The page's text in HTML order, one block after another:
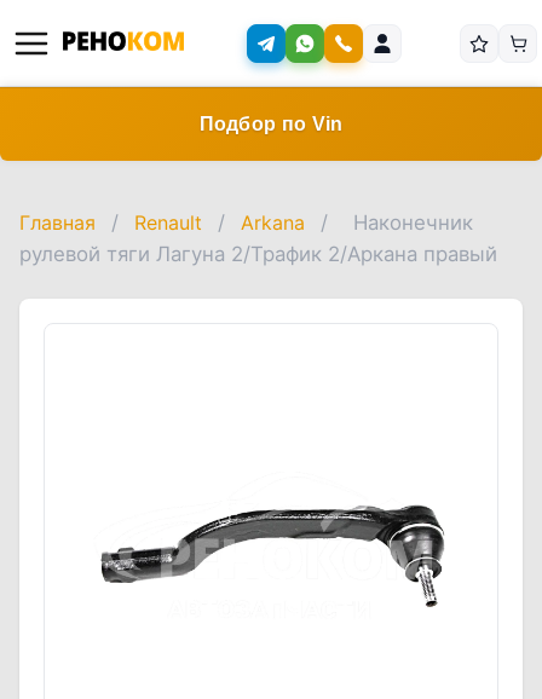
Подбор по Vin
Главная / Renault / Arkana /
Наконечник
рулевой тяги Лагуна 2/Трафик 2/Аркана правый